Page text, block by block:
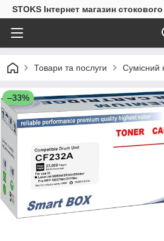
STOKS Інтернет магазин
Товари та послуги Сумісний
–33%